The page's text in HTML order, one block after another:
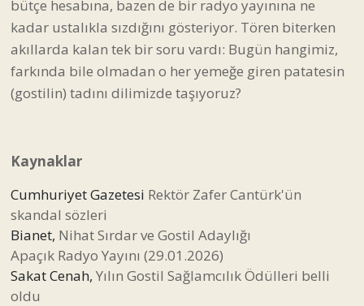
bütçe hesabına, bazen de bir radyo yayınına ne
kadar ustalıkla sızdığını gösteriyor. Tören biterken
akıllarda kalan tek bir soru vardı: Bugün hangimiz,
farkında bile olmadan o her yemeğe giren patatesin
(gostilin) tadını dilimizde taşıyoruz?
Kaynaklar
Cumhuriyet Gazetesi Rektör Zafer Cantürk'ün
skandal sözleri
Bianet, Nihat Sırdar ve Gostil Adaylığı
Apaçık Radyo Yayını (29.01.2026)
Sakat Cenah, Yılın Gostil Sağlamcılık Ödülleri belli
oldu